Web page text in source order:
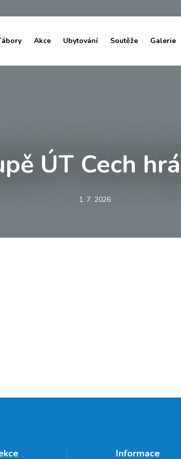
Akce Ubytování Soutěže Galerie
ÚT Cech
1. 7. 2026
Informace